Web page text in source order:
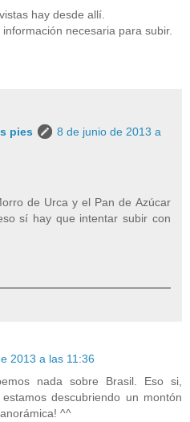
hay desde allí.
necesaria para subir.
pies
8 de junio de 2013 a
de Urca y el Pan de Azúcar
sí hay que intentar subir con
2013 a las 11:36
nada sobre Brasil. Eso si,
descubriendo un montón
^^